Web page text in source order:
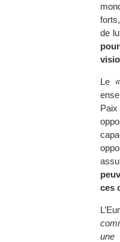
de
Le
ces
une